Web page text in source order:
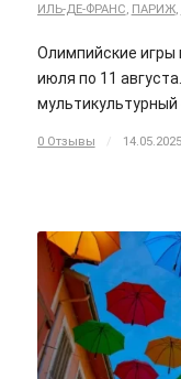
ИЛЬ-ДЕ-ФРАНС, ПАРИЖ,
Олимпийские игры
июля по 11
мультикультурный
0 Отзывы / 14.05.2025